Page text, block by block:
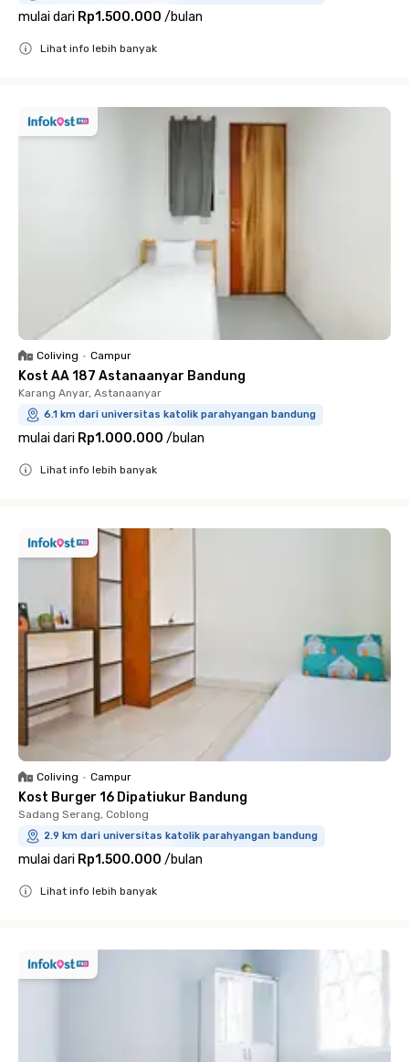
mulai dari Rp1.500.000 /bulan
Lihat info lebih banyak
Coliving • Campur
Kost AA 187 Astanaanyar Bandung
Karang Anyar, Astanaanyar
6.1 km dari universitas katolik parahyangan bandung
mulai dari Rp1.000.000 /bulan
Lihat info lebih banyak
Coliving • Campur
Kost Burger 16 Dipatiukur Bandung
Sadang Serang, Coblong
2.9 km dari universitas katolik parahyangan bandung
mulai dari Rp1.500.000 /bulan
Lihat info lebih banyak